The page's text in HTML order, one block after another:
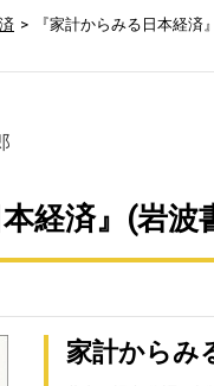
『家計からみる日本経済
経済』(岩波
家計からみ